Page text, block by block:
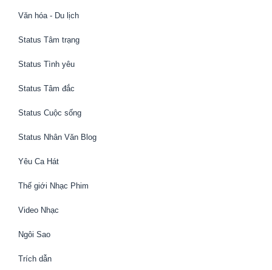
Văn hóa - Du lịch
Status Tâm trạng
Status Tình yêu
Status Tâm đắc
Status Cuộc sống
Status Nhân Văn Blog
Yêu Ca Hát
Thế giới Nhạc Phim
Video Nhạc
Ngôi Sao
Trích dẫn